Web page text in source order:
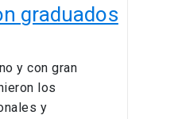
graduados
y con gran
los
y